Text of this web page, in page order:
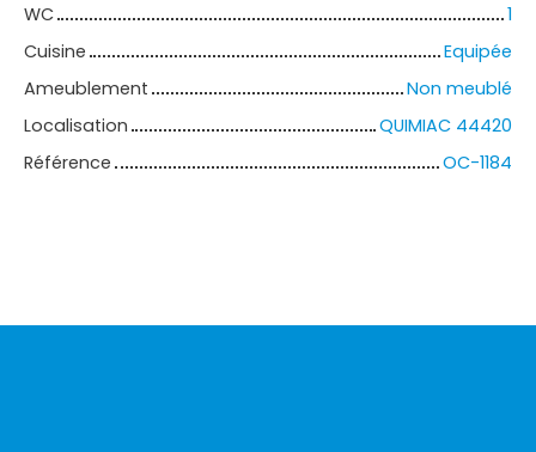
WC
1
Cuisine
Equipée
Ameublement
Non meublé
Localisation
QUIMIAC 44420
Référence
OC-1184